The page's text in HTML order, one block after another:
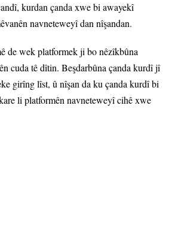
kurdan çanda xwe bi awayekî
navneteweyî dan nîşandan.
de wek platformek ji bo nêzîkbûna
cuda tê dîtin. Beşdarbûna çanda kurdî jî
girîng lîst, û nîşan da ku çanda kurdî bi
li platformên navneteweyî cihê xwe